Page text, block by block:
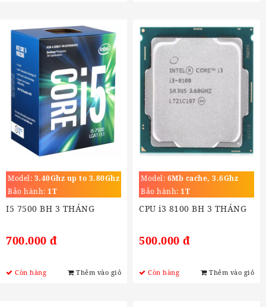
Model: 3.40Ghz up to 3.80Ghz
Bảo hành: 1T
I5 7500 BH 3 THÁNG
700.000 đ
Còn hàng Thêm vào giỏ
Model: 6Mb cache, 3.6Ghz
Bảo hành: 1T
CPU i3 8100 BH 3 THÁNG
500.000 đ
Còn hàng Thêm vào giỏ